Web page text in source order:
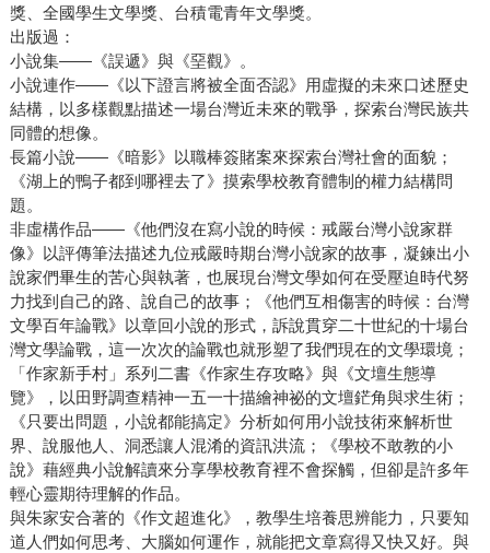
獎、全國學生文學獎、台積電青年文學獎。
出版過：
小說集——《誤遞》與《堊觀》。
小說連作——《以下證言將被全面否認》用虛擬的未來口述歷史
結構，以多樣觀點描述一場台灣近未來的戰爭，探索台灣民族共
同體的想像。
長篇小說——《暗影》以職棒簽賭案來探索台灣社會的面貌；
《湖上的鴨子都到哪裡去了》摸索學校教育體制的權力結構問
題。
非虛構作品——《他們沒在寫小說的時候：戒嚴台灣小說家群
像》以評傳筆法描述九位戒嚴時期台灣小說家的故事，凝鍊出小
說家們畢生的苦心與執著，也展現台灣文學如何在受壓迫時代努
力找到自己的路、說自己的故事；《他們互相傷害的時候：台灣
文學百年論戰》以章回小說的形式，訴說貫穿二十世紀的十場台
灣文學論戰，這一次次的論戰也就形塑了我們現在的文學環境；
「作家新手村」系列二書《作家生存攻略》與《文壇生態導
覽》，以田野調查精神一五一十描繪神祕的文壇鋩角與求生術；
《只要出問題，小說都能搞定》分析如何用小說技術來解析世
界、說服他人、洞悉讓人混淆的資訊洪流；《學校不敢教的小
說》藉經典小說解讀來分享學校教育裡不會探觸，但卻是許多年
輕心靈期待理解的作品。
與朱家安合著的《作文超進化》，教學生培養思辨能力，只要知
道人們如何思考、大腦如何運作，就能把文章寫得又快又好。與